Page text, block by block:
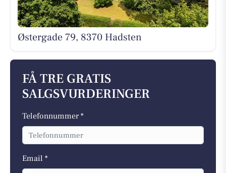
Østergade 79, 8370 Hadsten
FÅ TRE GRATIS
SALGSVURDERINGER
Telefonnummer *
Email *